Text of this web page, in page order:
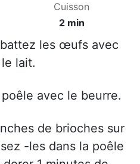
Cuisson
2 min
les œufs avec
lait.
avec le beurre.
de brioches sur
-les dans la poêle